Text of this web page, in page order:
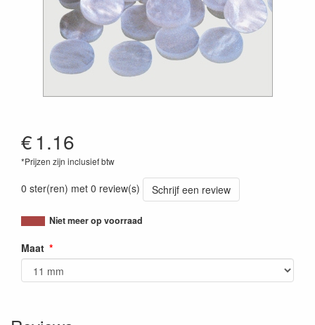
€1.16
*Prijzen zijn inclusief btw
0 ster(ren) met 0 review(s) Schrijf een review
Niet meer op voorraad
Maat